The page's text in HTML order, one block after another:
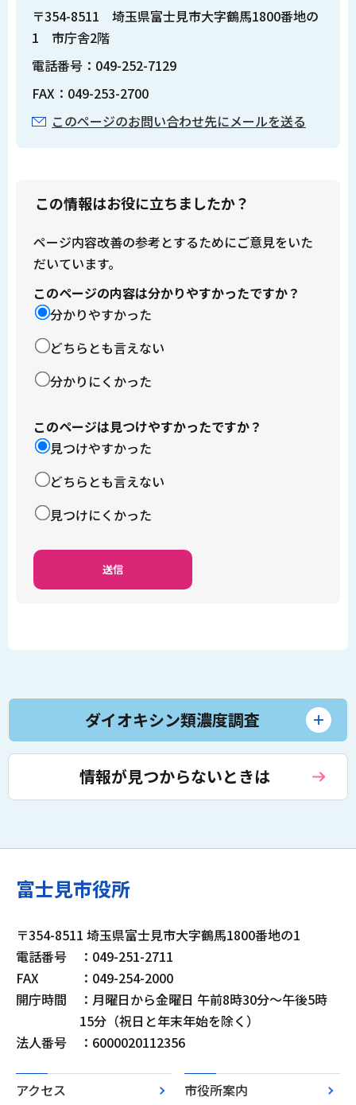
〒354-8511 埼玉県富士見市大字鶴馬1800番地の
1 市庁舎2階
電話番号：049-252-7129
FAX：049-253-2700
このページのお問い合わせ先にメールを送る
この情報はお役に立ちましたか？
ページ内容改善の参考とするためにご意見をいた
だいています。
このページの内容は分かりやすかったですか？
分かりやすかった
どちらとも言えない
分かりにくかった
このページは見つけやすかったですか？
見つけやすかった
どちらとも言えない
見つけにくかった
ダイオキシン類濃度調査
情報が見つからないときは
富士見市役所
〒354-8511 埼玉県富士見市大字鶴馬1800番地の1
電話番号
：049-251-2711
FAX
：049-254-2000
開庁時間
：月曜日から金曜日 午前8時30分～午後5時
15分（祝日と年末年始を除く）
法人番号
：6000020112356
アクセス 市役所案内